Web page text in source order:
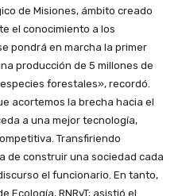
de Misiones, ámbito creado
el conocimiento a los
pondrá en marcha la primer
producción de 5 millones de
forestales», recordó.
acortemos la brecha hacia el
a una mejor tecnología,
Transfiriendo
de construir una sociedad cada
el funcionario. En tanto,
Ecología, RNRyT; asistió el